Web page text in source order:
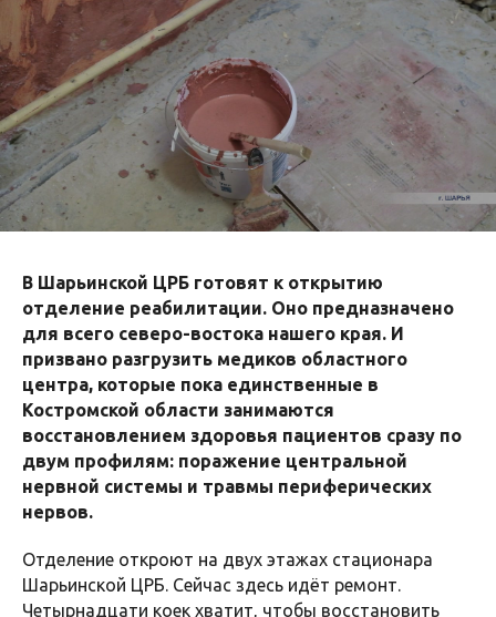
В Шарьинской ЦРБ готовят к открытию
отделение реабилитации. Оно предназначено
для всего северо-востока нашего края. И
призвано разгрузить медиков областного
центра, которые пока единственные в
Костромской области занимаются
восстановлением здоровья пациентов сразу по
двум профилям: поражение центральной
нервной системы и травмы периферических
нервов.
Отделение откроют на двух этажах стационара
Шарьинской ЦРБ. Сейчас здесь идёт ремонт.
Четырнадцати коек хватит, чтобы восстановить